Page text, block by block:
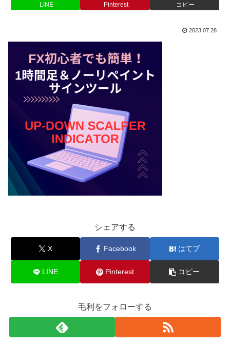
LINE Pinterest コピー
2023.07.28
シェアする
X Facebook はてブ
LINE Pinterest コピー
毛利をフォローする